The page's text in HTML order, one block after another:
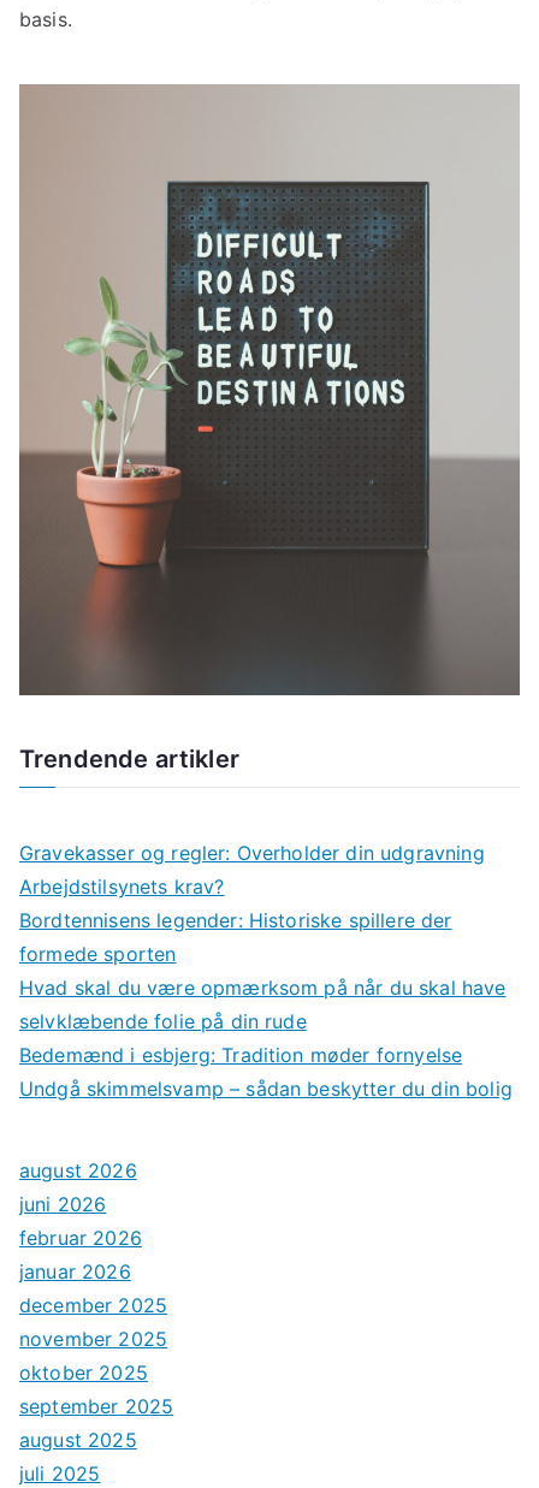
basis.
Trendende artikler
Gravekasser og regler: Overholder din udgravning
Arbejdstilsynets krav?
Bordtennisens legender: Historiske spillere der
formede sporten
Hvad skal du være opmærksom på når du skal have
selvklæbende folie på din rude
Bedemænd i esbjerg: Tradition møder fornyelse
Undgå skimmelsvamp – sådan beskytter du din bolig
august 2026
juni 2026
februar 2026
januar 2026
december 2025
november 2025
oktober 2025
september 2025
august 2025
juli 2025